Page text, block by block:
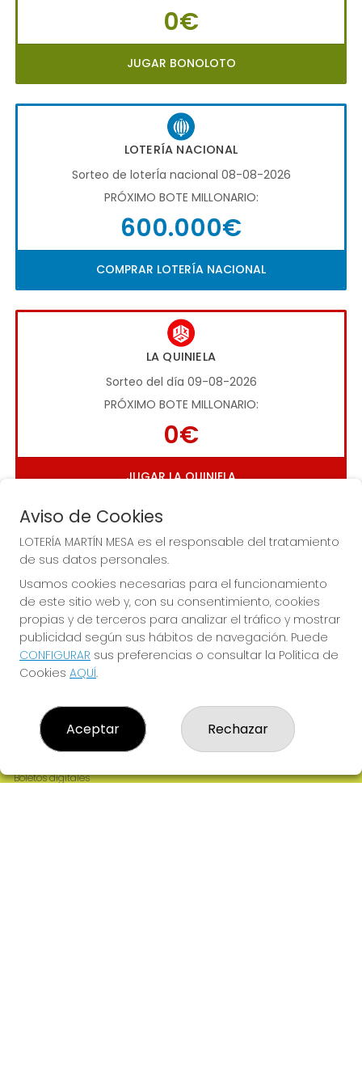
0€
JUGAR BONOLOTO
LOTERÍA NACIONAL
Sorteo de loterÍa nacional 08-08-2026
PRÓXIMO BOTE MILLONARIO:
600.000€
COMPRAR LOTERÍA NACIONAL
LA QUINIELA
Sorteo del día 09-08-2026
PRÓXIMO BOTE MILLONARIO:
0€
JUGAR LA QUINIELA
Imagen anterior
LOTERÍA MARTÍN MESA
Resultados
Contacto
Empresas
Boletos digitales
Aviso de Cookies
LOTERÍA MARTÍN MESA es el responsable del tratamiento
de sus datos personales.
Usamos cookies necesarias para el funcionamiento
de este sitio web y, con su consentimiento, cookies
propias y de terceros para analizar el tráfico y mostrar
publicidad según sus hábitos de navegación. Puede
CONFIGURAR sus preferencias o consultar la Política de
Cookies AQUÍ.
Aceptar Rechazar